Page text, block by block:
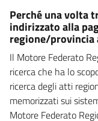
Perché una volta
indirizzato alla
regione/provincia
Il Motore Federato
ricerca che ha lo
ricerca degli atti
memorizzati sui
Motore Federato